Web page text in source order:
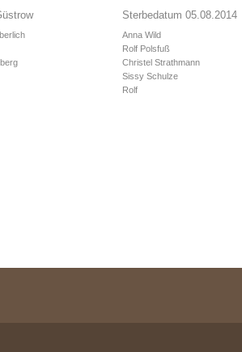
Sterbedatum 05.08.2014
Anna Wild
Rolf Polsfuß
Christel Strathmann
Sissy Schulze
Rolf